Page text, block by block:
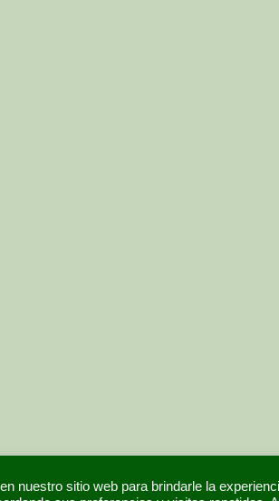
nuestro sitio web para brindarle la